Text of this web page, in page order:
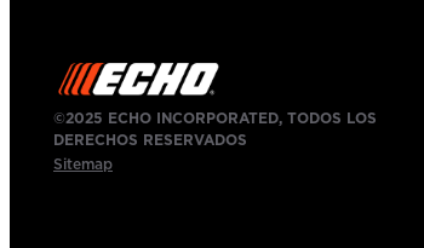
©2025 ECHO INCORPORATED, TODOS LOS
DERECHOS RESERVADOS
Sitemap